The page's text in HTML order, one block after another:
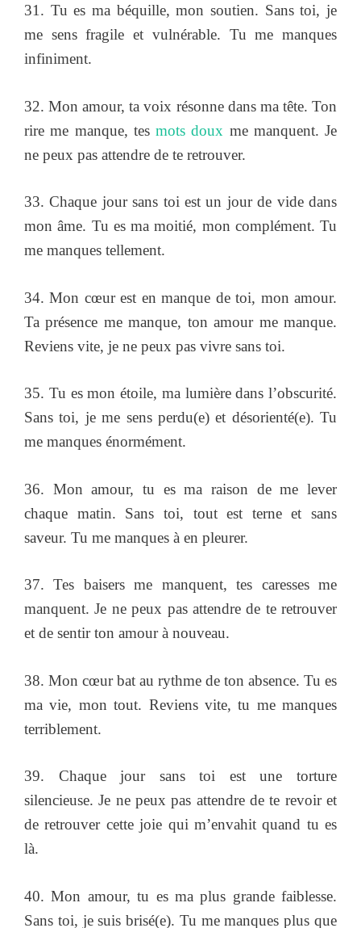
31. Tu es ma béquille, mon soutien. Sans toi, je
me sens fragile et vulnérable. Tu me manques
infiniment.
32. Mon amour, ta voix résonne dans ma tête. Ton
rire me manque, tes mots doux me manquent. Je
ne peux pas attendre de te retrouver.
33. Chaque jour sans toi est un jour de vide dans
mon âme. Tu es ma moitié, mon complément. Tu
me manques tellement.
34. Mon cœur est en manque de toi, mon amour.
Ta présence me manque, ton amour me manque.
Reviens vite, je ne peux pas vivre sans toi.
35. Tu es mon étoile, ma lumière dans l’obscurité.
Sans toi, je me sens perdu(e) et désorienté(e). Tu
me manques énormément.
36. Mon amour, tu es ma raison de me lever
chaque matin. Sans toi, tout est terne et sans
saveur. Tu me manques à en pleurer.
37. Tes baisers me manquent, tes caresses me
manquent. Je ne peux pas attendre de te retrouver
et de sentir ton amour à nouveau.
38. Mon cœur bat au rythme de ton absence. Tu es
ma vie, mon tout. Reviens vite, tu me manques
terriblement.
39. Chaque jour sans toi est une torture
silencieuse. Je ne peux pas attendre de te revoir et
de retrouver cette joie qui m’envahit quand tu es
là.
40. Mon amour, tu es ma plus grande faiblesse.
Sans toi, je suis brisé(e). Tu me manques plus que